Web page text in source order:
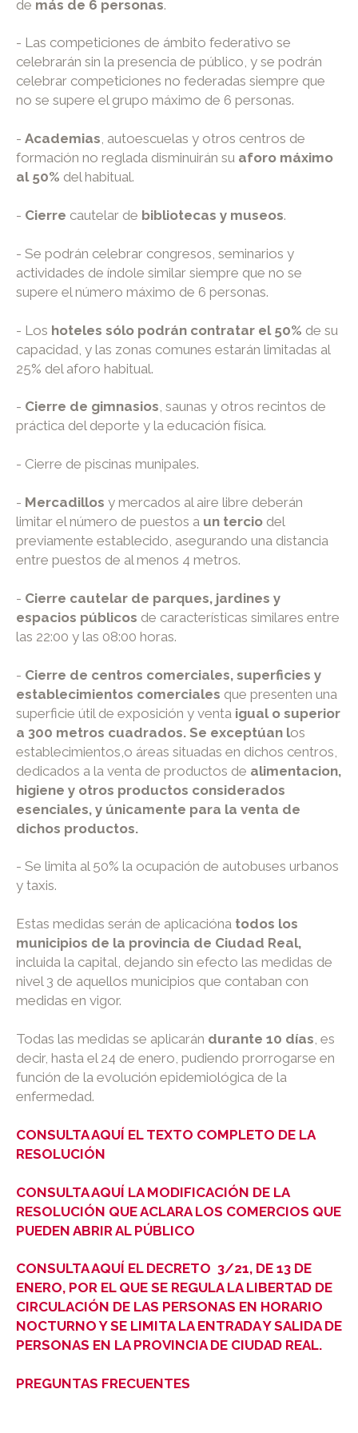
de más de 6 personas.
- Las competiciones de ámbito federativo se
celebrarán sin la presencia de público, y se podrán
celebrar competiciones no federadas siempre que
no se supere el grupo máximo de 6 personas.
- Academias, autoescuelas y otros centros de
formación no reglada disminuirán su aforo máximo
al 50% del habitual.
- Cierre cautelar de bibliotecas y museos.
- Se podrán celebrar congresos, seminarios y
actividades de índole similar siempre que no se
supere el número máximo de 6 personas.
- Los hoteles sólo podrán contratar el 50% de su
capacidad, y las zonas comunes estarán limitadas al
25% del aforo habitual.
- Cierre de gimnasios, saunas y otros recintos de
práctica del deporte y la educación física.
- Cierre de piscinas munipales.
- Mercadillos y mercados al aire libre deberán
limitar el número de puestos a un tercio del
previamente establecido, asegurando una distancia
entre puestos de al menos 4 metros.
- Cierre cautelar de parques, jardines y
espacios públicos de características similares entre
las 22:00 y las 08:00 horas.
- Cierre de centros comerciales, superficies y
establecimientos comerciales que presenten una
superficie útil de exposición y venta igual o superior
a 300 metros cuadrados. Se exceptúan los
establecimientos,o áreas situadas en dichos centros,
dedicados a la venta de productos de alimentacion,
higiene y otros productos considerados
esenciales, y únicamente para la venta de
dichos productos.
- Se limita al 50% la ocupación de autobuses urbanos
y taxis.
Estas medidas serán de aplicacióna todos los
municipios de la provincia de Ciudad Real,
incluida la capital, dejando sin efecto las medidas de
nivel 3 de aquellos municipios que contaban con
medidas en vigor.
Todas las medidas se aplicarán durante 10 días, es
decir, hasta el 24 de enero, pudiendo prorrogarse en
función de la evolución epidemiológica de la
enfermedad.
CONSULTA AQUÍ EL TEXTO COMPLETO DE LA
RESOLUCIÓN
CONSULTA AQUÍ LA MODIFICACIÓN DE LA
RESOLUCIÓN QUE ACLARA LOS COMERCIOS QUE
PUEDEN ABRIR AL PÚBLICO
CONSULTA AQUÍ EL DECRETO 3/21, DE 13 DE
ENERO, POR EL QUE SE REGULA LA LIBERTAD DE
CIRCULACIÓN DE LAS PERSONAS EN HORARIO
NOCTURNO Y SE LIMITA LA ENTRADA Y SALIDA DE
PERSONAS EN LA PROVINCIA DE CIUDAD REAL.
PREGUNTAS FRECUENTES